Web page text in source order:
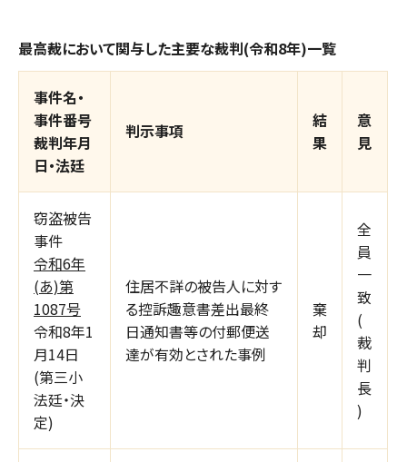
最高裁において関与した主要な裁判(令和8年)一覧
事件名・
事件番号
裁判年月
日・法廷
判示事項
結
果
意
見
窃盗被告
事件
令和6年
(あ)第
1087号
令和8年1
月14日
(第三小
法廷・決
定)
住居不詳の被告人に対す
る控訴趣意書差出最終
日通知書等の付郵便送
達が有効とされた事例
棄
却
全
員
一
致
(
裁
判
長
)